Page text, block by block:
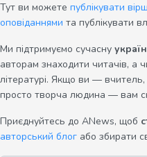
Тут ви можете публікувати
оповіданнями та публікувати
Ми підтримуємо сучасну
авторам знаходити читачів, а
літературі. Якщо ви —
просто творча людина — вам
Приєднуйтесь до ANews, щоб
авторський блог або збирати